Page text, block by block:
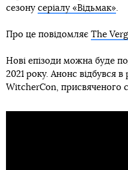
сезону серіалу «Відьмак».
Про це повідомляє The
Нові епізоди можна буде
2021 року. Анонс відбувся
WitcherCon, присвяченого